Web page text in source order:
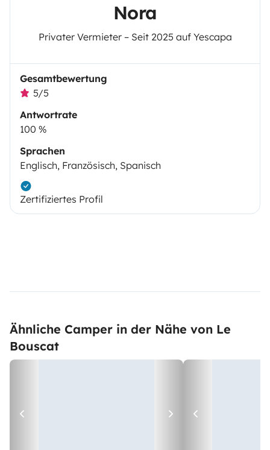
Nora
Privater Vermieter – Seit 2025 auf Yescapa
Gesamtbewertung
5/5
Antwortrate
100 %
Sprachen
Englisch, Französisch, Spanisch
Zertifiziertes Profil
Ähnliche Camper in der Nähe von Le
Bouscat